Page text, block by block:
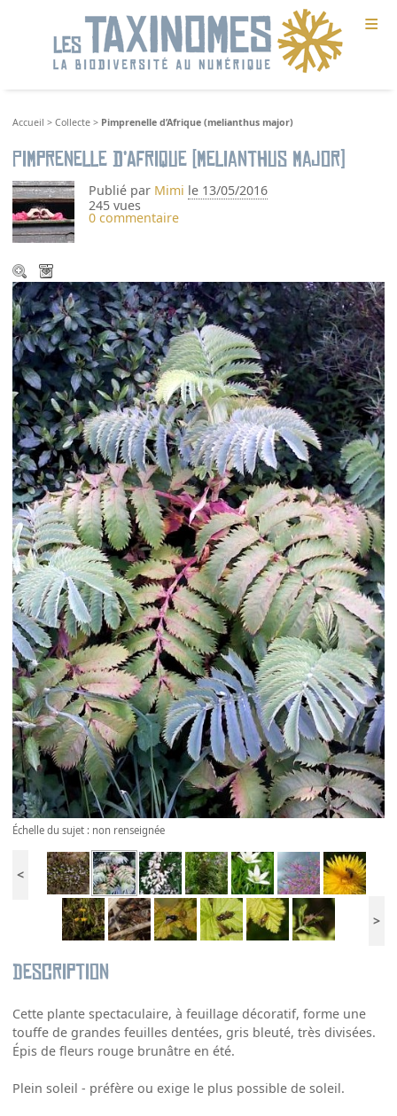
≡
Accueil >Collecte > Pimprenelle d’Afrique (melianthus major)
Pimprenelle d’Afrique (melianthus major)
Publié par Mimi le 13/05/2016
245 vues
0 commentaire
Échelle du sujet : non renseignée
<
>
Description
Cette plante spectaculaire, à feuillage décoratif, forme une
touffe de grandes feuilles dentées, gris bleuté, très divisées.
Épis de fleurs rouge brunâtre en été.
Plein soleil - préfère ou exige le plus possible de soleil.